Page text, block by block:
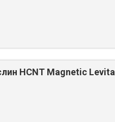
HCNT Magnetic